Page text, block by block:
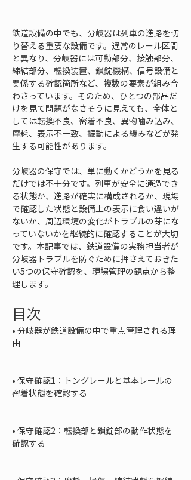
鉄道設備の中でも、分岐器は列車の進路を切
り替える重要な設備です。通常のレール区間
と異なり、分岐器には可動部分、接触部分、
締結部分、転換装置、鎖錠機構、信号設備と
関係する確認箇所など、複数の要素が組み合
わさっています。そのため、ひとつの部品だ
けを見て問題がなさそうに見えても、全体と
しては転換不良、密着不良、異物噛み込み、
摩耗、表示不一致、振動による緩みなどが発
生する可能性があります。
分岐器の保守では、単に動くかどうかを見る
だけでは不十分です。列車が安全に通過でき
る状態か、進路が確実に構成されるか、現場
で確認した状態と設備上の表示に食い違いが
ないか、周辺環境の変化がトラブルの芽にな
っていないかを継続的に確認することが大切
です。本記事では、鉄道設備の実務担当者が
分岐器トラブルを防ぐために押さえておきた
い5つの保守確認を、現場管理の観点から整
理します。
目次
• 分岐器が鉄道設備の中で重点管理される理
由
• 保守確認1：トングレールと基本レールの
密着状態を確認する
• 保守確認2：転換部と鎖錠部の動作状態を
確認する